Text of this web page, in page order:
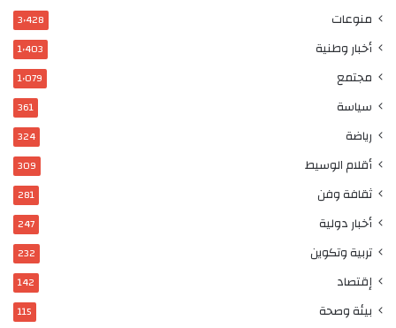
منوعات 3٬428
أخبار وطنية 1٬403
مجتمع 1٬079
سياسة 361
رياضة 324
أقلام الوسيط 309
ثقافة وفن 281
أخبار دولية 247
تربية وتكوين 232
إقتصاد 142
بيئة وصحة 115